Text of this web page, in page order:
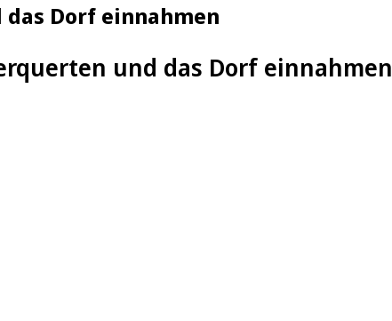
Dorf einnahmen
und das Dorf einnahmen